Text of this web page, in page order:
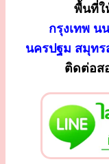
พื้นที่ใ
กรุงเทพ น
นครปฐม สมุทร
ติดต่อส